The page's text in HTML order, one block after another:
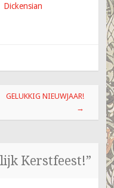
Dickensian
GELUKKIG NIEUWJAAR!
→
Kerstfeest!”